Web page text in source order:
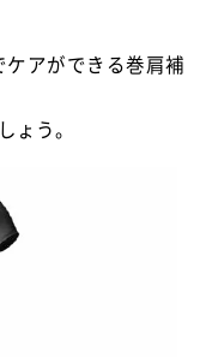
アができる巻肩補
ょう。